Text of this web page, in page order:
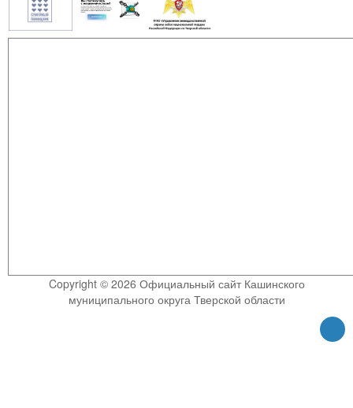
Copyright © 2026 Официальный сайт Кашинского
муниципального округа Тверской области